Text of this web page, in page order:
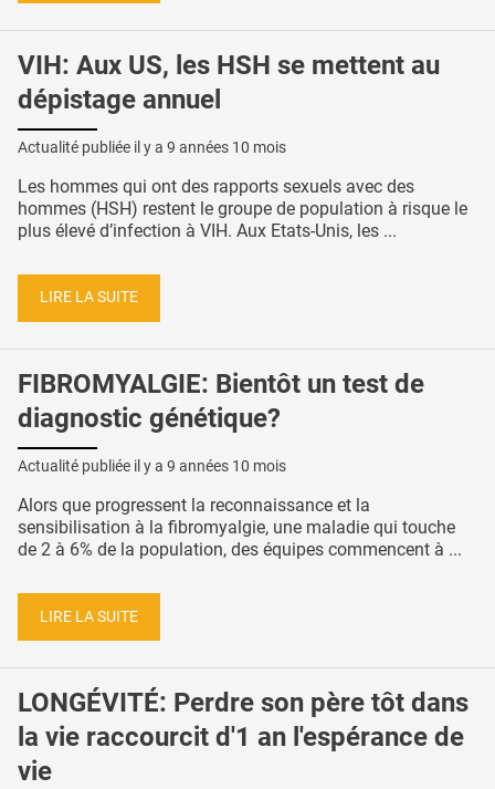
VIH: Aux US, les HSH se mettent au
dépistage annuel
Actualité publiée il y a 9 années 10 mois
Les hommes qui ont des rapports sexuels avec des
hommes (HSH) restent le groupe de population à risque le
plus élevé d’infection à VIH. Aux Etats-Unis, les ...
LIRE LA SUITE
FIBROMYALGIE: Bientôt un test de
diagnostic génétique?
Actualité publiée il y a 9 années 10 mois
Alors que progressent la reconnaissance et la
sensibilisation à la fibromyalgie, une maladie qui touche
de 2 à 6% de la population, des équipes commencent à ...
LIRE LA SUITE
LONGÉVITÉ: Perdre son père tôt dans
la vie raccourcit d'1 an l'espérance de
vie